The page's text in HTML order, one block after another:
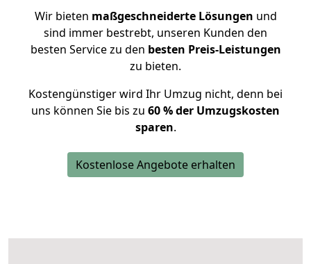
Wir bieten maßgeschneiderte Lösungen und
sind immer bestrebt, unseren Kunden den
besten Service zu den besten Preis-Leistungen
zu bieten.
Kostengünstiger wird Ihr Umzug nicht, denn bei
uns können Sie bis zu 60 % der Umzugskosten
sparen.
Kostenlose Angebote erhalten